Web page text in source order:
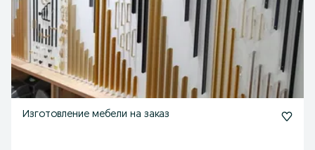
Изготовление мебели на заказ